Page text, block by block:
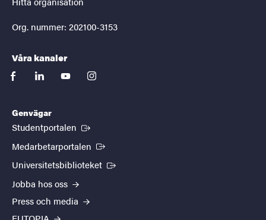
Org. nummer: 202100-3153
Våra kanaler
facebooklinkedinyoutubeinstagram
Genvägar
Studentportalen (Extern länk)
Medarbetarportalen (Extern länk)
Universitetsbiblioteket (Extern länk)
Jobba hos oss
Press och media